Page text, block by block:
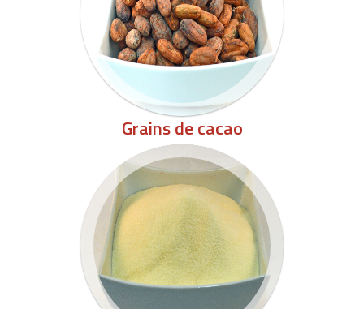
Grains de cacao